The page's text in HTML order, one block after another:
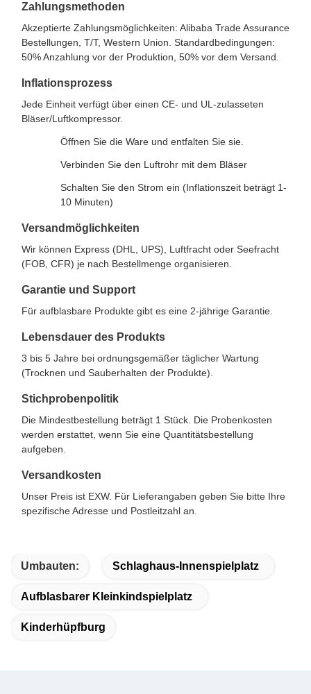
Zahlungsmethoden
Akzeptierte Zahlungsmöglichkeiten: Alibaba Trade Assurance
Bestellungen, T/T, Western Union. Standardbedingungen:
50% Anzahlung vor der Produktion, 50% vor dem Versand.
Inflationsprozess
Jede Einheit verfügt über einen CE- und UL-zulasseten
Bläser/Luftkompressor.
Öffnen Sie die Ware und entfalten Sie sie.
Verbinden Sie den Luftrohr mit dem Bläser
Schalten Sie den Strom ein (Inflationszeit beträgt 1-
10 Minuten)
Versandmöglichkeiten
Wir können Express (DHL, UPS), Luftfracht oder Seefracht
(FOB, CFR) je nach Bestellmenge organisieren.
Garantie und Support
Für aufblasbare Produkte gibt es eine 2-jährige Garantie.
Lebensdauer des Produkts
3 bis 5 Jahre bei ordnungsgemäßer täglicher Wartung
(Trocknen und Sauberhalten der Produkte).
Stichprobenpolitik
Die Mindestbestellung beträgt 1 Stück. Die Probenkosten
werden erstattet, wenn Sie eine Quantitätsbestellung
aufgeben.
Versandkosten
Unser Preis ist EXW. Für Lieferangaben geben Sie bitte Ihre
spezifische Adresse und Postleitzahl an.
Umbauten: Schlaghaus-Innenspielplatz
Aufblasbarer Kleinkindspielplatz
Kinderhüpfburg